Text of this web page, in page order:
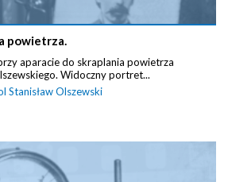
powietrza.
aparacie do skraplania powietrza
Widoczny portret...
Stanisław Olszewski